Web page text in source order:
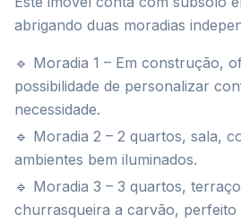
abrigando duas moradias
🔹 Moradia 1 – Em construção,
possibilidade de personalizar
necessidade.
🔹 Moradia 2 – 2 quartos, sala,
ambientes bem iluminados.
🔹 Moradia 3 – 3 quartos,
churrasqueira a carvão, perfeito